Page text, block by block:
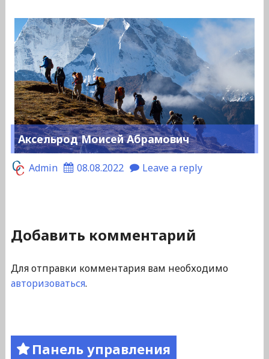
Аксельрод Моисей Абрамович
Admin 08.08.2022 Leave a reply
Добавить комментарий
Для отправки комментария вам необходимо
авторизоваться.
Панель управления